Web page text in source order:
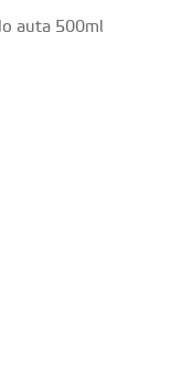
auta 500ml